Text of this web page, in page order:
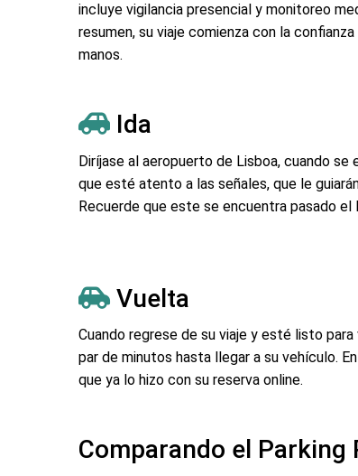
incluye vigilancia presencial y monitoreo
resumen, su viaje comienza con la
manos.
Ida
Diríjase al aeropuerto de Lisboa, cuando
que esté atento a las señales, que le
Recuerde que este se encuentra pasado el
Vuelta
Cuando regrese de su viaje y esté listo
par de minutos hasta llegar a su vehículo.
que ya lo hizo con su reserva online.
Comparando el Parking